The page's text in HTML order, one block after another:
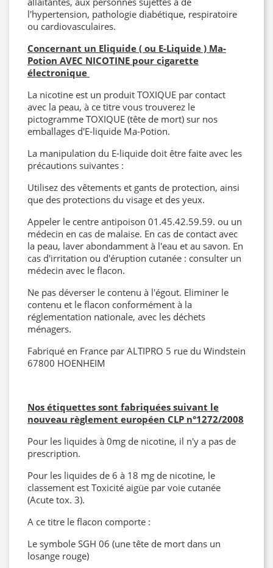
l'hypertension, pathologie diabétique, respiratoire
ou cardiovasculaires.
Concernant un Eliquide ( ou E-Liquide ) Ma-
Potion AVEC NICOTINE pour cigarette
électronique
La nicotine est un produit TOXIQUE par contact
avec la peau, à ce titre vous trouverez le
pictogramme TOXIQUE (tête de mort) sur nos
emballages d'E-liquide Ma-Potion.
La manipulation du E-liquide doit être faite avec les
précautions suivantes :
Utilisez des vêtements et gants de protection, ainsi
que des protections du visage et des yeux.
Appeler le centre antipoison 01.45.42.59.59. ou un
médecin en cas de malaise. En cas de contact avec
la peau, laver abondamment à l'eau et au savon. En
cas d'irritation ou d'éruption cutanée : consulter un
médecin avec le flacon.
Ne pas déverser le contenu à l'égout. Eliminer le
contenu et le flacon conformément à la
réglementation nationale, avec les déchets
ménagers.
Fabriqué en France par ALTIPRO 5 rue du Windstein
67800 HOENHEIM
Nos étiquettes sont fabriquées suivant le
nouveau règlement européen CLP n°1272/2008
Pour les liquides à 0mg de nicotine, il n'y a pas de
prescription.
Pour les liquides de 6 à 18 mg de nicotine, le
classement est Toxicité aigüe par voie cutanée
(Acute tox. 3).
A ce titre le flacon comporte :
Le symbole SGH 06 (une tête de mort dans un
losange rouge)